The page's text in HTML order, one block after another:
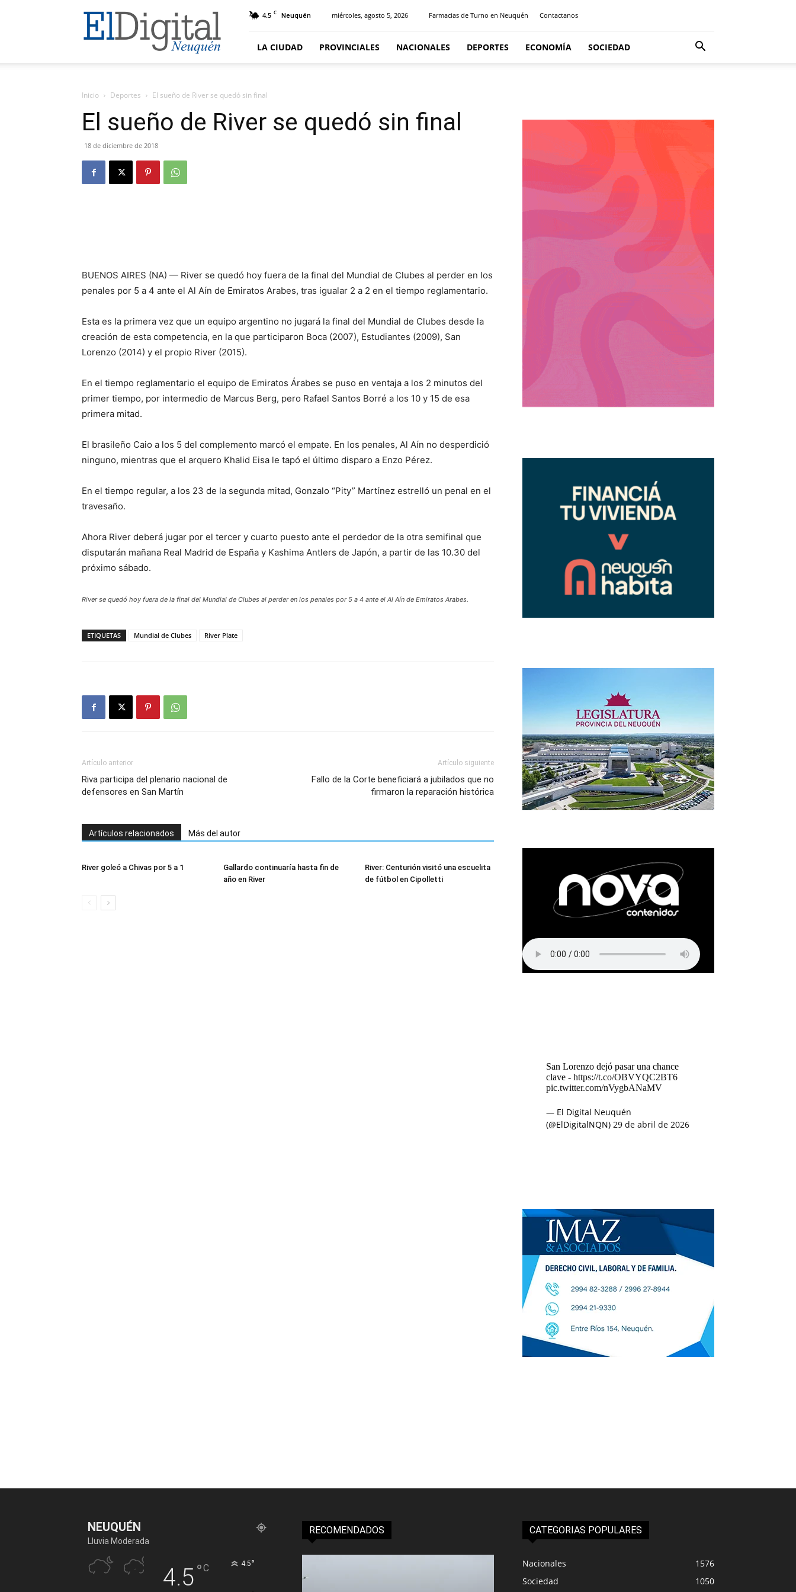
El
Digital
Neuquen
4.5 C Neuquén miércoles, agosto 5, 2026 Farmacias de Turno en Neuquén Contactanos
LA CIUDAD PROVINCIALES NACIONALES DEPORTES ECONOMÍA SOCIEDAD
Inicio Deportes El sueño de River se quedó sin final
El sueño de River se quedó sin final
18 de diciembre de 2018
BUENOS AIRES (NA) — River se quedó hoy fuera de la final del Mundial de Clubes al perder en los
penales por 5 a 4 ante el Al Aín de Emiratos Arabes, tras igualar 2 a 2 en el tiempo reglamentario.
Esta es la primera vez que un equipo argentino no jugará la final del Mundial de Clubes desde la
creación de esta competencia, en la que participaron Boca (2007), Estudiantes (2009), San
Lorenzo (2014) y el propio River (2015).
En el tiempo reglamentario el equipo de Emiratos Árabes se puso en ventaja a los 2 minutos del
primer tiempo, por intermedio de Marcus Berg, pero Rafael Santos Borré a los 10 y 15 de esa
primera mitad.
El brasileño Caio a los 5 del complemento marcó el empate. En los penales, Al Aín no desperdició
ninguno, mientras que el arquero Khalid Eisa le tapó el último disparo a Enzo Pérez.
En el tiempo regular, a los 23 de la segunda mitad, Gonzalo “Pity” Martínez estrelló un penal en el
travesaño.
Ahora River deberá jugar por el tercer y cuarto puesto ante el perdedor de la otra semifinal que
disputarán mañana Real Madrid de España y Kashima Antlers de Japón, a partir de las 10.30 del
próximo sábado.
River se quedó hoy fuera de la final del Mundial de Clubes al perder en los penales por 5 a 4 ante el Al Aín de Emiratos Arabes.
ETIQUETAS Mundial de Clubes River Plate
Artículo anterior
Riva participa del plenario nacional de
defensores en San Martín
Artículo siguiente
Fallo de la Corte beneficiará a jubilados que no
firmaron la reparación histórica
Artículos relacionados Más del autor
River goleó a Chivas por 5 a 1
Gallardo continuaría hasta fin de
año en River
River: Centurión visitó una escuelita
de fútbol en Cipolletti
San Lorenzo dejó pasar una chance
clave - https://t.co/OBVYQC2BT6
pic.twitter.com/nVygbANaMV
— El Digital Neuquén
(@ElDigitalNQN) 29 de abril de 2026
NEUQUÉN
Lluvia Moderada
4.5°C 4.5°
RECOMENDADOS CATEGORIAS POPULARES
Nacionales
1576
Sociedad
1050